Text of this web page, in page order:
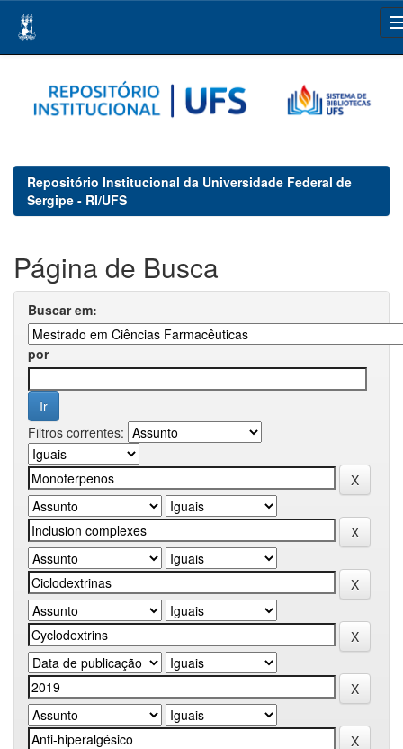
navigation
Repositório Institucional da Universidade Federal de
Sergipe - RI/UFS
Página de Busca
Buscar em:
por
Filtros correntes: